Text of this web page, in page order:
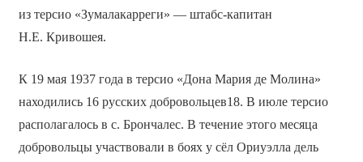
из терсио «Зумалакарреги» — штабс-капитан
Н.Е. Кривошея.
К 19 мая 1937 года в терсио «Дона Мария де Молина»
находились 16 русских добровольцев18. В июле терсио
располагалось в с. Брончалес. В течение этого месяца
добровольцы участвовали в боях у сёл Ориуэлла дель